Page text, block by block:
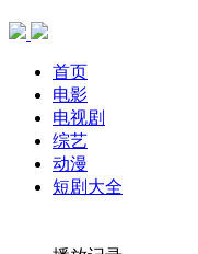
首页
电影
电视剧
综艺
动漫
短剧大全